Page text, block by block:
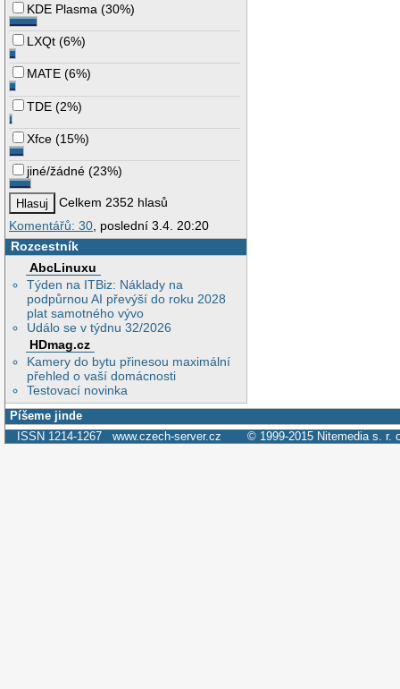
KDE Plasma (30%)
LXQt (6%)
MATE (6%)
TDE (2%)
Xfce (15%)
jiné/žádné (23%)
Celkem 2352 hlasů
Komentářů: 30 , poslední 3.4. 20:20
Rozcestník
AbcLinuxu
Týden na ITBiz: Náklady na
podpůrnou AI převýší do roku 2028
plat samotného vývo
Událo se v týdnu 32/2026
HDmag.cz
Kamery do bytu přinesou maximální
přehled o vaší domácnosti
Testovací novinka
Píšeme jinde
ISSN 1214-1267 www.czech-server.cz © 1999-2015 Nitemedia s. r.